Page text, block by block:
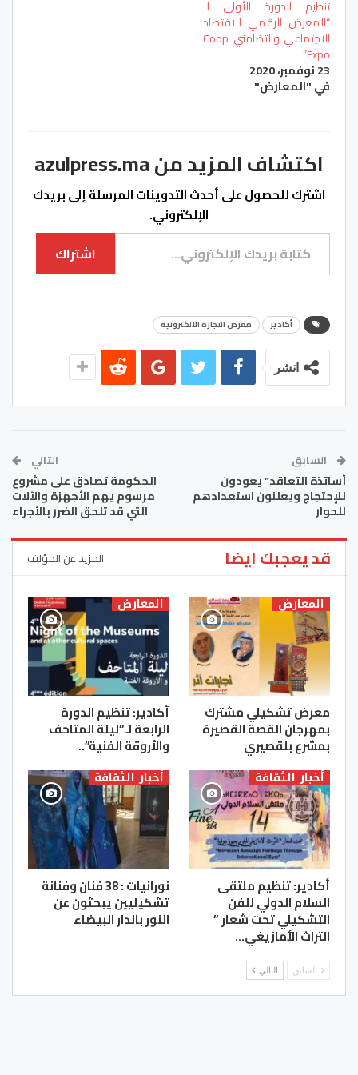
تنظيم الدورة الأولى لـ
“المعرض الرقمي للاقتصاد
الاجتماعي والتضامني Coop
Expo”
23 نوفمبر، 2020
في "المعارض"
اكتشاف المزيد من azulpress.ma
اشترك للحصول على أحدث التدوينات المرسلة إلى بريدك
الإلكتروني.
كتابة بريدك الإلكتروني...
اشتراك
أكادير معرض التجارة الالكترونية
انشر
السابق
أساتذة التعاقد” يعودون
للإحتجاج ويعلنون استعدادهم
للحوار
التالي
الحكومة تصادق على مشروع
مرسوم يهم الأجهزة والآلات
التي قد تلحق الضرر بالأجراء
قد يعجبك ايضا المزيد عن المؤلف
المعارض
معرض تشكيلي مشترك
بمهرجان القصة القصيرة
بمشرع بلقصيري
المعارض
أكادير: تنظيم الدورة
الرابعة لـ”ليلة المتاحف
والأروقة الفنية”..
أخبار الثقافة
أكادير: تنظيم ملتقى
السلام الدولي للفن
التشكيلي تحت شعار ”
التراث الأمازيغي…
أخبار الثقافة
نورانيات : 38 فنان وفنانة
تشكيليين يبحثون عن
النور بالدار البيضاء
السابق التالي